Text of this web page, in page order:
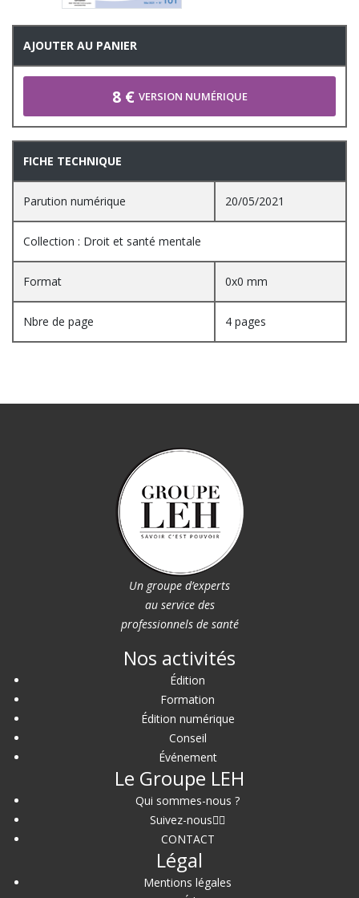
AJOUTER AU PANIER
8 € VERSION NUMÉRIQUE
FICHE TECHNIQUE
Parution numérique 20/05/2021
Collection : Droit et santé mentale
Format 0x0 mm
Nbre de page 4 pages
Un groupe d’experts
au service des
professionnels de santé
Nos activités
Édition
Formation
Édition numérique
Conseil
Événement
Le Groupe LEH
Qui sommes-nous ?
Suivez-nous
CONTACT
Légal
Mentions légales